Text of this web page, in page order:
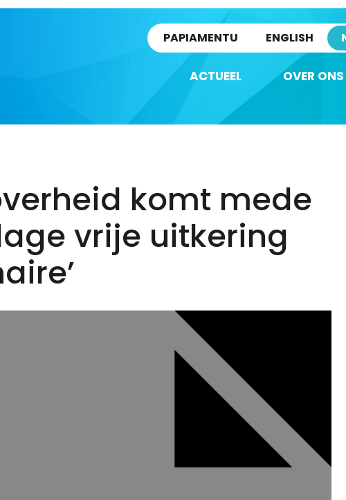
PAPIAMENTU ENGLISH
ACTUEEL OVER ONS
komt mede
vrije uitkering